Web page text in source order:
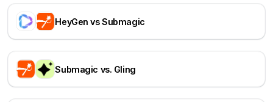
HeyGen vs Submagic
Submagic vs. Gling